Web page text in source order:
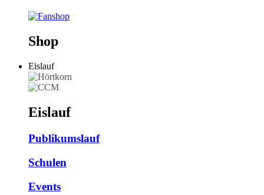
Shop
Eislauf
Eislauf
Publikumslauf
Schulen
Events